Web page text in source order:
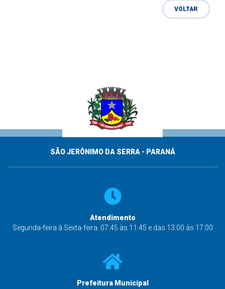
VOLTAR
SÃO JERÔNIMO DA SERRA - PARANÁ
Atendimento
Segunda-feira à Sexta-feira: 07:45 às 11:45 e das 13:00 às 17:00
Prefeitura Municipal